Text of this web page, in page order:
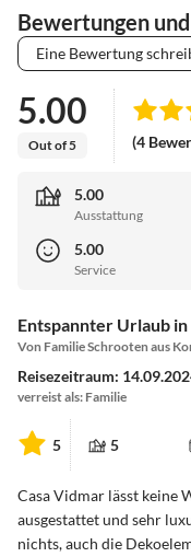
Bewertungen
Eine Bewertung
5.00
Out of 5 (4
5.00
Ausstattung
5.00
Service
Entspannter Urlaub
Von Familie Schrooten aus
Reisezeitraum:
verreist als: Familie
5 5
Casa Vidmar lässt keine
ausgestattet und sehr
nichts, auch die